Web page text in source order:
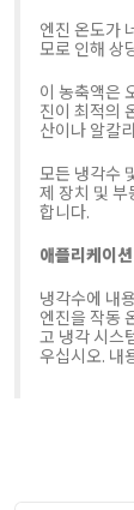
엔진 온도가
모로 인해 상
이 농축액은
진이 최적의
산이나 알칼
모든 냉각수
제 장치 및
합니다.
애플리케이션
냉각수에 내
엔진을 작동
고 냉각 시스
우십시오. 내